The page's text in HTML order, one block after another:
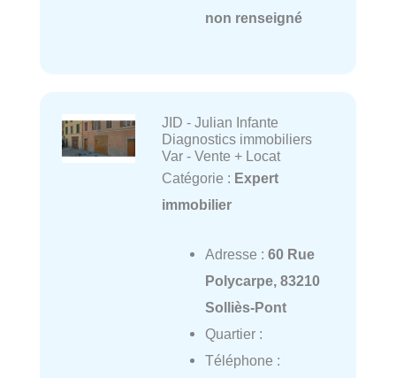
non renseigné
JID - Julian Infante
Diagnostics immobiliers
Var - Vente + Locat
Catégorie : Expert
immobilier
Adresse : 60 Rue
Polycarpe, 83210
Solliès-Pont
Quartier :
Téléphone :